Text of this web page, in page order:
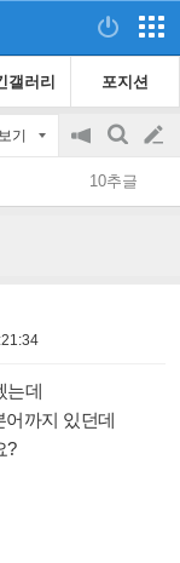
갤러리 포지션
기
공
지
on/off
검
색
글
쓰
10추글
는데
까지 있던데
?